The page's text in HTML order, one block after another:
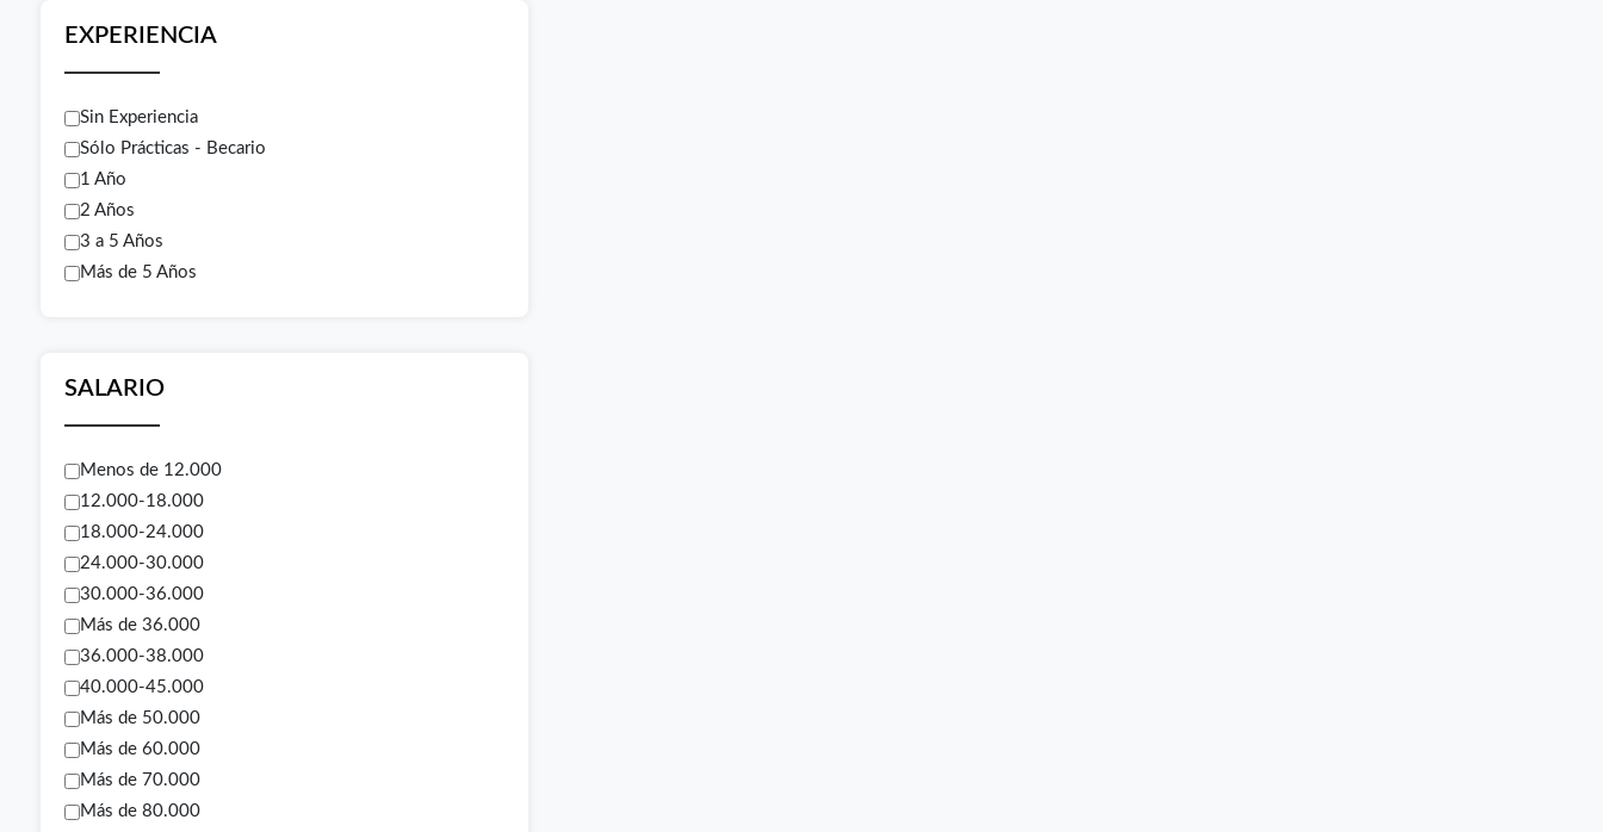
EXPERIENCIA
Sin Experiencia
Sólo Prácticas - Becario
1 Año
2 Años
3 a 5 Años
Más de 5 Años
SALARIO
Menos de 12.000
12.000-18.000
18.000-24.000
24.000-30.000
30.000-36.000
Más de 36.000
36.000-38.000
40.000-45.000
Más de 50.000
Más de 60.000
Más de 70.000
Más de 80.000